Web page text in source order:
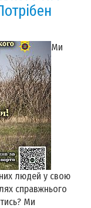
Ми
людей у свою
справжнього
Ми